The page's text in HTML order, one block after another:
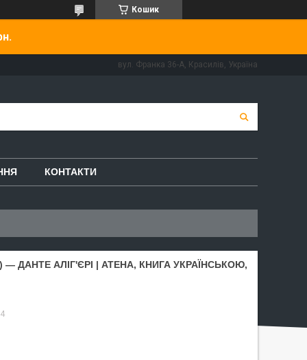
Кошик
вул. Франка 36-А, Красилів, Україна
КОНТАКТИ
ДАНТЕ АЛІГ'ЄРІ | АТЕНА, КНИГА УКРАЇНСЬКОЮ,